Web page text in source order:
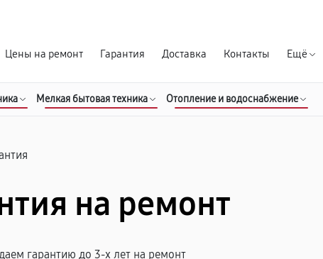
Цены на ремонт Гарантия Доставка Контакты Ещё
Мелкая бытовая техника Отопление и водоснабжение
на ремонт
гарантию до 3-х лет на ремонт